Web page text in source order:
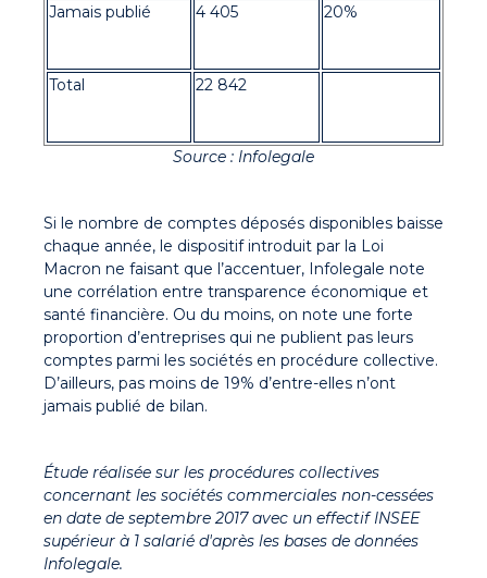
Jamais publié 4 405 20%
Total 22 842
Source : Infolegale
Si le nombre de comptes déposés disponibles baisse
chaque année, le dispositif introduit par la Loi
Macron ne faisant que l’accentuer, Infolegale note
une corrélation entre transparence économique et
santé financière. Ou du moins, on note une forte
proportion d’entreprises qui ne publient pas leurs
comptes parmi les sociétés en procédure collective.
D’ailleurs, pas moins de 19% d’entre-elles n’ont
jamais publié de bilan.
Étude réalisée sur les procédures collectives
concernant les sociétés commerciales non-cessées
en date de septembre 2017 avec un effectif INSEE
supérieur à 1 salarié d'après les bases de données
Infolegale.